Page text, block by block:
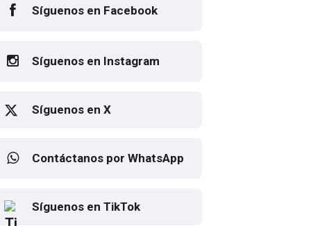
de Flow Fest 2026
Síguenos en Facebook
Síguenos en Instagram
Síguenos en X
Contáctanos por WhatsApp
Síguenos en TikTok
Elton John regresa a CDMX
para despedirse en el Estadio